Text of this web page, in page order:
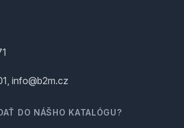
info@b2m.cz
DO NÁŠHO KATALÓGU?